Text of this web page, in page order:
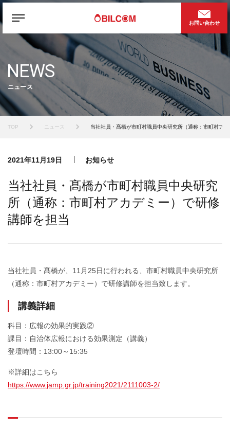
お問い合わせ
NEWS
ニュース
TOP ニュース 当社社員・髙橋が市町村職員中央研究所（通称：市町村ア
2021年11月19日 お知らせ
当社社員・髙橋が市町村職員中央研究
所（通称：市町村アカデミー）で研修
講師を担当
当社社員・髙橋が、11月25日に行われる、市町村職員中央研究所
（通称：市町村アカデミー）で研修講師を担当致します。
講義詳細
科目：広報の効果的実践②
課目：自治体広報における効果測定（講義）
登壇時間：13:00～15:35
※詳細はこちら
https://www.jamp.gr.jp/training2021/2111003-2/